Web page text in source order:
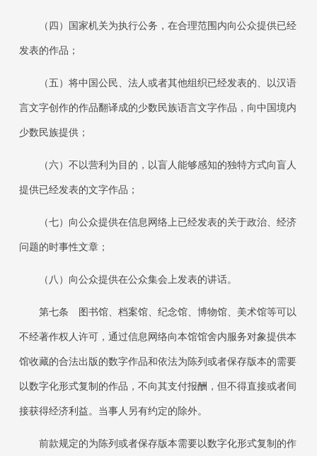
（四）国家机关为执行公务，在合理范围内向公众提供已经
发表的作品；
（五）将中国公民、法人或者其他组织已经发表的、以汉语
言文字创作的作品翻译成的少数民族语言文字作品，向中国境内
少数民族提供；
（六）不以营利为目的，以盲人能够感知的独特方式向盲人
提供已经发表的文字作品；
（七）向公众提供在信息网络上已经发表的关于政治、经济
问题的时事性文章；
（八）向公众提供在公众集会上发表的讲话。
第七条 图书馆、档案馆、纪念馆、博物馆、美术馆等可以
不经著作权人许可，通过信息网络向本馆馆舍内服务对象提供本
馆收藏的合法出版的数字作品和依法为陈列或者保存版本的需要
以数字化形式复制的作品，不向其支付报酬，但不得直接或者间
接获得经济利益。当事人另有约定的除外。
前款规定的为陈列或者保存版本需要以数字化形式复制的作